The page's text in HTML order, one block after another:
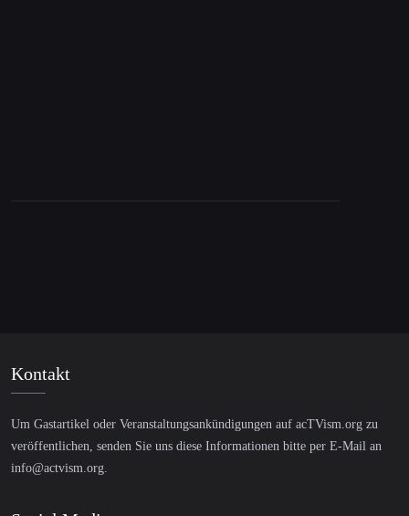
Kontakt
Um Gastartikel oder Veranstaltungsankündigungen auf acTVism.org zu
veröffentlichen, senden Sie uns diese Informationen bitte per E-Mail an
info@actvism.org